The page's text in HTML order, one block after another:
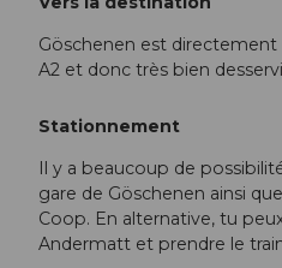
Göschenen est
A2 et donc très bien
Stationnement
Il y a beaucoup de
gare de Göschenen ainsi
Coop. En alternative, tu
Andermatt et prendre le